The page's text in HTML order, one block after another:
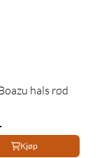
hals rød
Kjøp